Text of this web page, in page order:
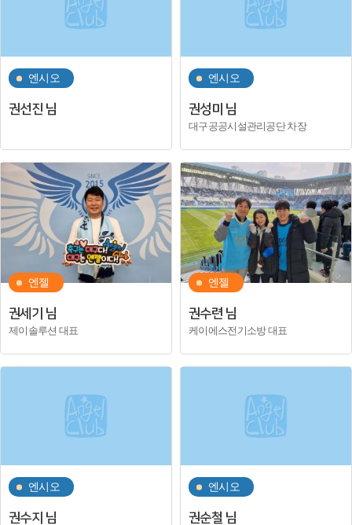
엔시오
권선진 님
엔시오
권성미 님
대구공공시설관리공단 차장
엔젤
권세기 님
제이솔루션 대표
엔젤
권수련 님
케이에스전기소방 대표
엔시오
권수지 님
엔시오
권순철 님